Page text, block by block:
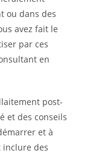
ou dans des
avez fait le
par ces
en
post-
et des conseils
et à
inclure des